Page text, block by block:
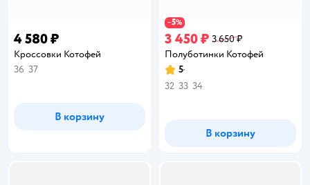
4 580 ₽
Кроссовки Котофей
36 37
В корзину
−5%
3 450 ₽ 3 650 ₽
Полуботинки Котофей
Рейтинг:
5
32 33 34
В корзину